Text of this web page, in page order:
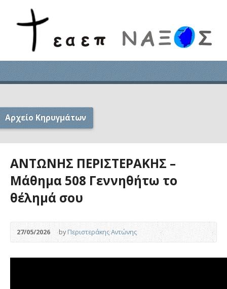
Αρχείο Κηρυγμάτων
ΑΝΤΩΝΗΣ ΠΕΡΙΣΤΕΡΑΚΗΣ –
Μάθημα 508 Γεννηθήτω το
θέλημά σου
27/05/2026 byΠεριστεράκης Αντώνης